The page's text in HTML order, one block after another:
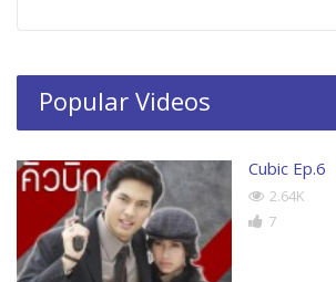
Popular Videos
Cubic Ep.6
2.64K
7